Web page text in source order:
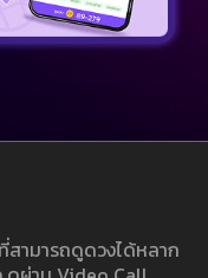
ามารถดูดวงได้หลาก